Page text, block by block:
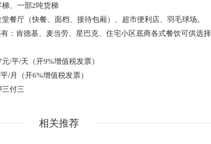
、一部2吨货梯
餐厅（快餐、面档、接待包厢）、超市便利店、羽毛球场。
：肯德基、麦当劳、星巴克、住宅小区底商各式餐饮可供选择
/平/天（开9%增值税发票）
/月（开6%增值税发票）
三付三
相关推荐